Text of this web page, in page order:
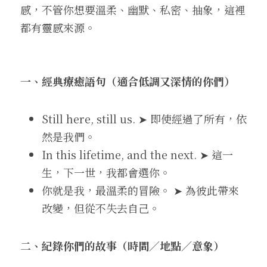
感，不管你想要溫柔、幽默、私密、抽象，這裡
都有靈感來源。
一、經典療癒語句（適合低調又深情的你們）
Still here, still us. ➤ 即使經過了所有，依
然是我們。
In this lifetime, and the next. ➤ 這一
生，下一世，我都會選你。
你就是我，最溫柔的冒險。 ➤ 為彼此帶來
改變，但從不失去自己。
二、紀錄你們的故事（時間／地點／意象）